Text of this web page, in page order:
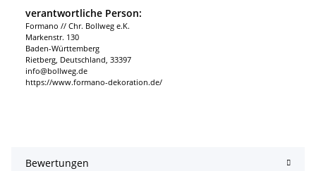
verantwortliche Person:
Formano // Chr. Bollweg e.K.
Markenstr. 130
Baden-Württemberg
Rietberg, Deutschland, 33397
info@bollweg.de
https://www.formano-dekoration.de/
Bewertungen